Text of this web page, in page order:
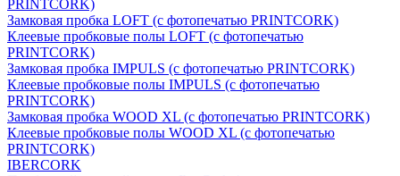
PRINTCORK)
Замковая пробка LOFT (с фотопечатью PRINTCORK)
Клеевые пробковые полы LOFT (с фотопечатью
PRINTCORK)
Замковая пробка IMPULS (с фотопечатью PRINTCORK)
Клеевые пробковые полы IMPULS (с фотопечатью
PRINTCORK)
Замковая пробка WOOD XL (с фотопечатью PRINTCORK)
Клеевые пробковые полы WOOD XL (с фотопечатью
PRINTCORK)
IBERCORK